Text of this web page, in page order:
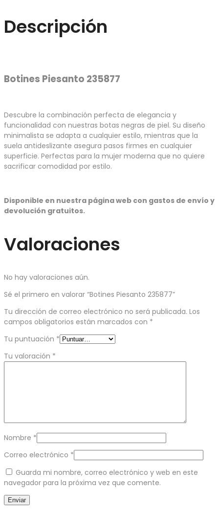
Descripción
Botines Piesanto 235877
Descubre la combinación perfecta de elegancia y
funcionalidad con nuestras botas negras de piel. Su diseño
minimalista se adapta a cualquier estilo, mientras que la
suela antideslizante asegura pasos firmes en cualquier
superficie. Perfectas para la mujer moderna que no quiere
sacrificar comodidad por estilo.
Disponible en nuestra página web con gastos de envío y
devolución gratuitos.
Valoraciones
No hay valoraciones aún.
Sé el primero en valorar “Botines Piesanto 235877”
Tu dirección de correo electrónico no será publicada. Los
campos obligatorios están marcados con *
Tu puntuación *
Tu valoración *
Nombre *
Correo electrónico *
Guarda mi nombre, correo electrónico y web en este
navegador para la próxima vez que comente.